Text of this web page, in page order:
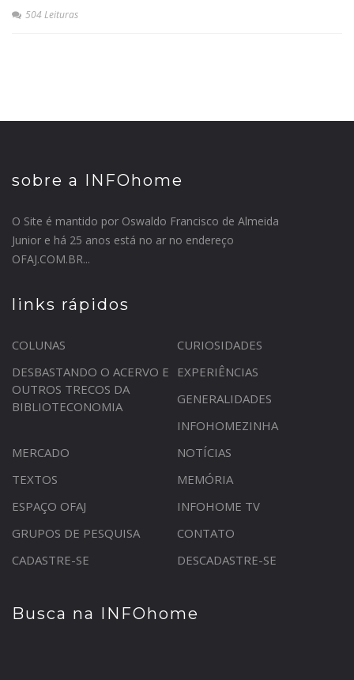
504 Leituras
sobre a INFOhome
O Site é mantido por Oswaldo Francisco de Almeida
Junior e há 25 anos está no ar no endereço
OFAJ.COM.BR...
links rápidos
COLUNAS
CURIOSIDADES
DESBASTANDO O ACERVO E
OUTROS TRECOS DA
BIBLIOTECONOMIA
EXPERIÊNCIAS
GENERALIDADES
INFOHOMEZINHA
MERCADO
NOTÍCIAS
TEXTOS
MEMÓRIA
ESPAÇO OFAJ
INFOHOME TV
GRUPOS DE PESQUISA
CONTATO
CADASTRE-SE
DESCADASTRE-SE
Busca na INFOhome